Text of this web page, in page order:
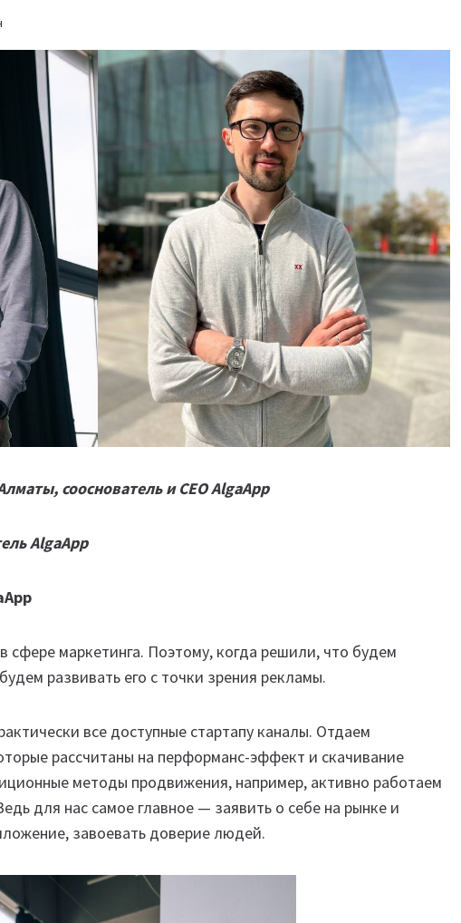
сооснователь и CEO AlgaApp
AlgaApp
маркетинга. Поэтому, когда решили, что будем
развивать его с точки зрения рекламы.
все доступные стартапу каналы. Отдаем
рассчитаны на перформанс-эффект и скачивание
методы продвижения, например, активно работаем
для нас самое главное — заявить о себе на рынке и
завоевать доверие людей.